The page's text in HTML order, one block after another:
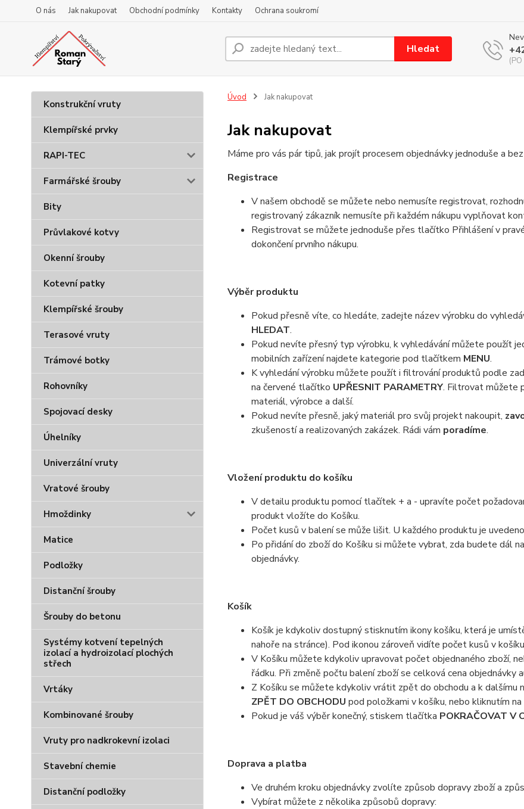
O nás Jak nakupovat Obchodní podmínky Kontakty Ochrana soukromí
Hledat
Konstrukční vruty
Klempířské prvky
RAPI-TEC
Farmářské šrouby
Bity
Průvlakové kotvy
Okenní šrouby
Kotevní patky
Klempířské šrouby
Terasové vruty
Trámové botky
Rohovníky
Spojovací desky
Úhelníky
Univerzální vruty
Vratové šrouby
Hmoždinky
Matice
Podložky
Distanční šrouby
Šrouby do betonu
Systémy kotvení tepelných
izolací a hydroizolací plochých
střech
Vrtáky
Kombinované šrouby
Vruty pro nadkrokevní izolaci
Stavební chemie
Distanční podložky
Úvod Jak nakupovat
Jak nakupovat
Máme pro vás pár tipů, jak projít procesem objednávky jednoduše a
Registrace
V našem obchodě se můžete nebo nemusíte registrovat,
registrovaný zákazník nemusíte při každém nákupu vyplňovat
Registrovat se můžete jednoduše přes tlačítko Přihlášení v
dokončení prvního nákupu.
Výběr produktu
Pokud přesně víte, co hledáte, zadejte název výrobku do
HLEDAT.
Pokud nevíte přesný typ výrobku, k vyhledávání můžete použít
mobilních zařízení najdete kategorie pod tlačítkem MENU.
K vyhledání výrobku můžete použít i filtrování produktů podle
na červené tlačítko UPŘESNIT PARAMETRY. Filtrovat můžete
materiál, výrobce a další.
Pokud nevíte přesně, jaký materiál pro svůj projekt nakoupit,
zkušeností a realizovaných zakázek. Rádi vám poradíme.
Vložení produktu do košíku
V detailu produktu pomocí tlačítek + a - upravíte počet
produkt vložíte do Košíku.
Počet kusů v balení se může lišit. U každého produktu je
Po přidání do zboží do Košíku si můžete vybrat, zda budete dál
objednávky.
Košík
Košík je kdykoliv dostupný stisknutím ikony košíku, která je
nahoře na stránce). Pod ikonou zároveň vidíte počet kusů v
V Košíku můžete kdykoliv upravovat počet objednaného zboží,
řádku. Při změně počtu balení zboží se celková cena objednávky
Z Košíku se můžete kdykoliv vrátit zpět do obchodu a k
ZPĚT DO OBCHODU pod položkami v košíku, nebo kliknutím
Pokud je váš výběr konečný, stiskem tlačítka POKRAČOVAT V
Doprava a platba
Ve druhém kroku objednávky zvolíte způsob dopravy zboží a
Vybírat můžete z několika způsobů dopravy: